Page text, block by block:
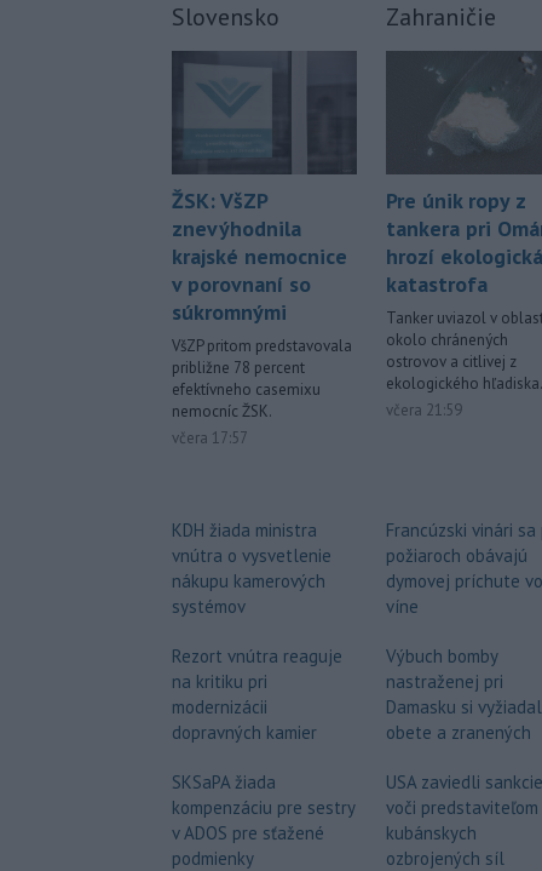
Slovensko
ŽSK: VšZP
znevýhodnila
krajské nemocnice
v porovnaní so
súkromnými
VšZP pritom predstavovala
približne 78 percent
efektívneho casemixu
nemocníc ŽSK.
včera 17:57
KDH žiada ministra
vnútra o vysvetlenie
nákupu kamerových
systémov
Rezort vnútra reaguje
na kritiku pri
modernizácii
dopravných kamier
SKSaPA žiada
kompenzáciu pre sestry
v ADOS pre sťažené
podmienky
Zahraničie
Pre únik ropy z
tankera pri
hrozí ekologická
katastrofa
Tanker uviazol v
okolo chránených
ostrovov a citlivej z
ekologického hľadiska.
včera 21:59
Francúzski vinári sa
požiaroch obávajú
dymovej príchute vo
víne
Výbuch bomby
nastraženej pri
Damasku si vyžiadal
obete a zranených
USA zaviedli sankcie
voči predstaviteľom
kubánskych
ozbrojených síl